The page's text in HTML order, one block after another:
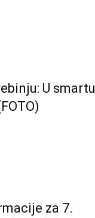
U smartu
za 7.